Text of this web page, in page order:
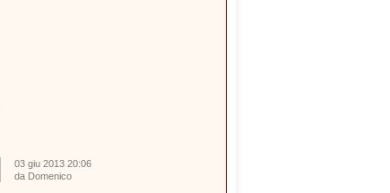
03 giu 2013 20:06
da Domenico